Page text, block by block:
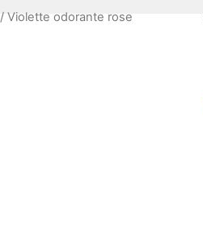
/ Violette odorante rose